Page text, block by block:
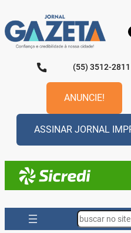
para
o
conteúdo
(55) 3512-2811
ANUNCIE!
ASSINAR JORNAL
Search